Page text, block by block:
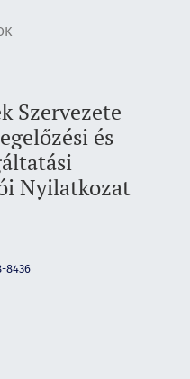
Szervezete
és
Nyilatkozat
8436